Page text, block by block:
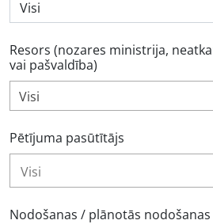
Resors (nozares ministrija,
vai pašvaldība)
Visi
Pētījuma pasūtītājs
Nodošanas / plānotās